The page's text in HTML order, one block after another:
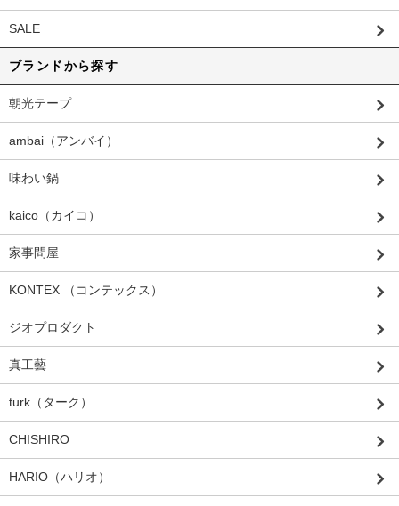
SALE
ブランドから探す
朝光テープ
ambai（アンバイ）
味わい鍋
kaico（カイコ）
家事問屋
KONTEX （コンテックス）
ジオプロダクト
真工藝
turk（ターク）
CHISHIRO
HARIO（ハリオ）